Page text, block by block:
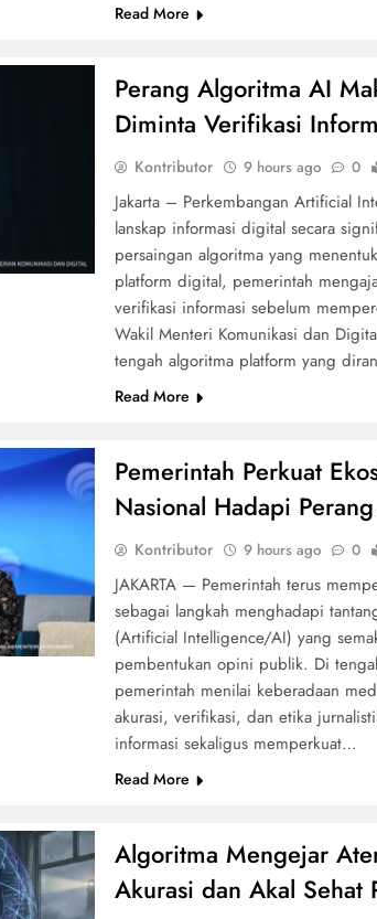
Read More
Perang Algoritma AI
Diminta Verifikasi
Kontributor 9 hours ago 0
Jakarta – Perkembangan Artificial
lanskap informasi digital secara
persaingan algoritma yang
platform digital, pemerintah
verifikasi informasi sebelum
Wakil Menteri Komunikasi dan
tengah algoritma platform yang
Read More
Pemerintah Perkuat
Nasional Hadapi
Kontributor 9 hours ago 0
JAKARTA — Pemerintah terus
sebagai langkah menghadapi
(Artificial Intelligence/AI) yang
pembentukan opini publik. Di
pemerintah menilai keberadaan
akurasi, verifikasi, dan etika
informasi sekaligus memperkuat…
Read More
Algoritma Mengejar
Akurasi dan Akal Sehat